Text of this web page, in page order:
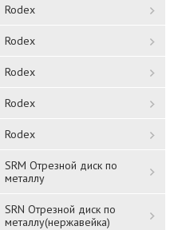
Rodex
Rodex
Rodex
Rodex
Rodex
SRM Отрезной диск по
металлу
SRN Отрезной диск по
металлу(нержавейка)